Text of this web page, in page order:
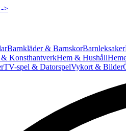
->
Barnkläder & BarnskorBarnleksaker
KonsthantverkHem & Hushåll
TV-spel & DatorspelVykort & Bilder